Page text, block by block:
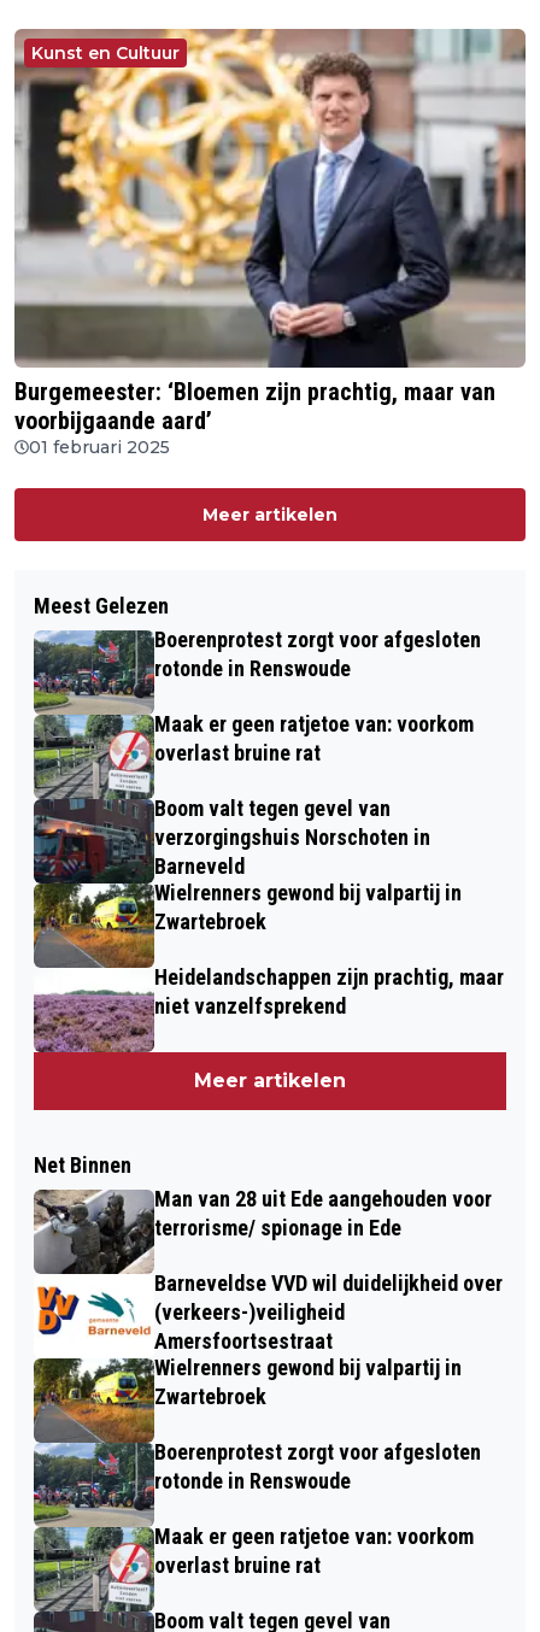
Kunst en Cultuur
Burgemeester: ‘Bloemen zijn prachtig, maar van
voorbijgaande aard’
01 februari 2025
Meer artikelen
Meest Gelezen
Boerenprotest zorgt voor afgesloten
rotonde in Renswoude
Maak er geen ratjetoe van: voorkom
overlast bruine rat
Boom valt tegen gevel van
verzorgingshuis Norschoten in
Barneveld
Wielrenners gewond bij valpartij in
Zwartebroek
Heidelandschappen zijn prachtig, maar
niet vanzelfsprekend
Meer artikelen
Net Binnen
Man van 28 uit Ede aangehouden voor
terrorisme/ spionage in Ede
Barneveldse VVD wil duidelijkheid over
(verkeers-)veiligheid
Amersfoortsestraat
Wielrenners gewond bij valpartij in
Zwartebroek
Boerenprotest zorgt voor afgesloten
rotonde in Renswoude
Maak er geen ratjetoe van: voorkom
overlast bruine rat
Boom valt tegen gevel van